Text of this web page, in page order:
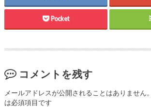
Pocket
コメントを残す
メールアドレスが公開されることはありません。
は必須項目です